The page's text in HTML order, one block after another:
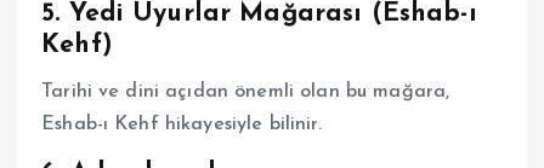
5. Yedi Uyurlar Mağarası (Eshab-ı
Kehf)
Tarihi ve dini açıdan önemli olan bu mağara,
Eshab-ı Kehf hikayesiyle bilinir.